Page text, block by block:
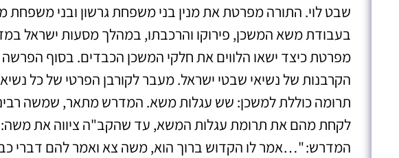
שבט לוי. התורה מפרטת את מנין בני משפחת גרשון ובני משפחת
בעבודת משא המשכן, פירוקו והרכבתו, במהלך מסעות ישראל
מפרטת כיצד ישאו הלווים את חלקי המשכן הכבדים. בסוף הפרשה
הקרבנות של נשיאי שבטי ישראל. מעבר לקורבן הפרטי של כל נשיא
תרומה כוללת למשכן: שש עגלות משא. המדרש מתאר, שמשה
לקחת מהם את תרומת עגלות המשא, עד שהקב"ה ציווה את משה:
המדרש: "…אמר לו הקדוש ברוך הוא, משה צא ואמר להם דברי